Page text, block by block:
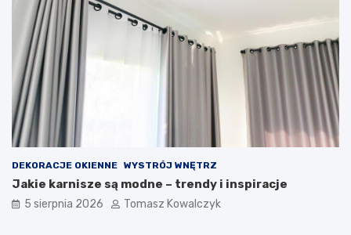
DEKORACJE OKIENNE WYSTRÓJ WNĘTRZ
Jakie karnisze są modne – trendy i inspiracje
5 sierpnia 2026 Tomasz Kowalczyk